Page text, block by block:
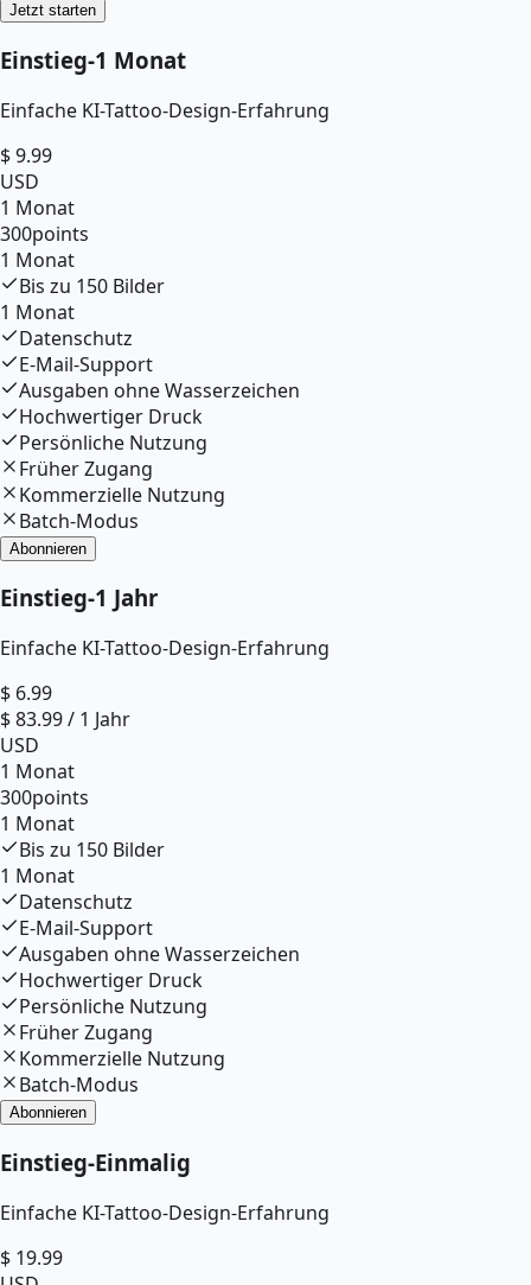
Jetzt starten
Einstieg-1 Monat
Einfache KI-Tattoo-Design-Erfahrung
$9.99
USD
1 Monat
300points
1 Monat
Bis zu 150 Bilder
1 Monat
Datenschutz
E-Mail-Support
Ausgaben ohne Wasserzeichen
Hochwertiger Druck
Persönliche Nutzung
Früher Zugang
Kommerzielle Nutzung
Batch-Modus
Abonnieren
Einstieg-1 Jahr
Einfache KI-Tattoo-Design-Erfahrung
$ 6.99
$83.99/ 1 Jahr
USD
1 Monat
300points
1 Monat
Bis zu 150 Bilder
1 Monat
Datenschutz
E-Mail-Support
Ausgaben ohne Wasserzeichen
Hochwertiger Druck
Persönliche Nutzung
Früher Zugang
Kommerzielle Nutzung
Batch-Modus
Abonnieren
Einstieg-Einmalig
Einfache KI-Tattoo-Design-Erfahrung
$ 19.99